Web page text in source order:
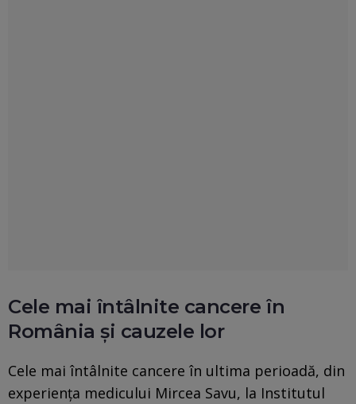
Cele mai întâlnite cancere în
România și cauzele lor
Cele mai întâlnite cancere în ultima perioadă, din
experienţa medicului Mircea Savu, la Institutul